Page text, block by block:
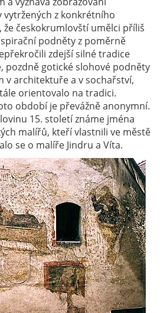
vytržených z konkrétního
že českokrumlovští umělci příliš
podněty z poměrně
zdejší silné tradice
pozdně gotické slohové podněty
v architektuře a v sochařství,
orientovalo na tradici.
období je převážně anonymní.
15. století známe jména
malířů, kteří vlastnili ve městě
se o malíře Jindru a Víta.